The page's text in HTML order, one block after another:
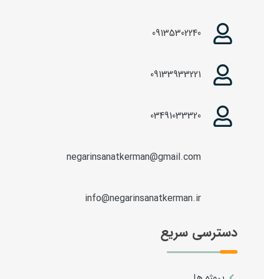
09135302240
09133933221
03491033320
negarinsanatkerman@gmail.com
info@negarinsanatkerman.ir
دسترسی سریع